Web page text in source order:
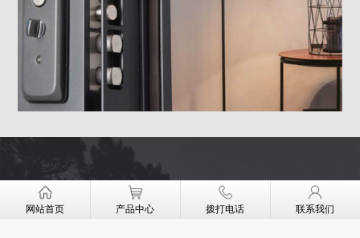
欧缔曼 ·新闻资讯
网站首页 产品中心 拨打电话 联系我们